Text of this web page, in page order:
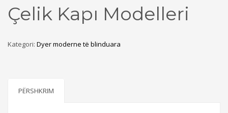
Çelik Kapı Modelleri
Kategori: Dyer moderne të blinduara
PËRSHKRIM